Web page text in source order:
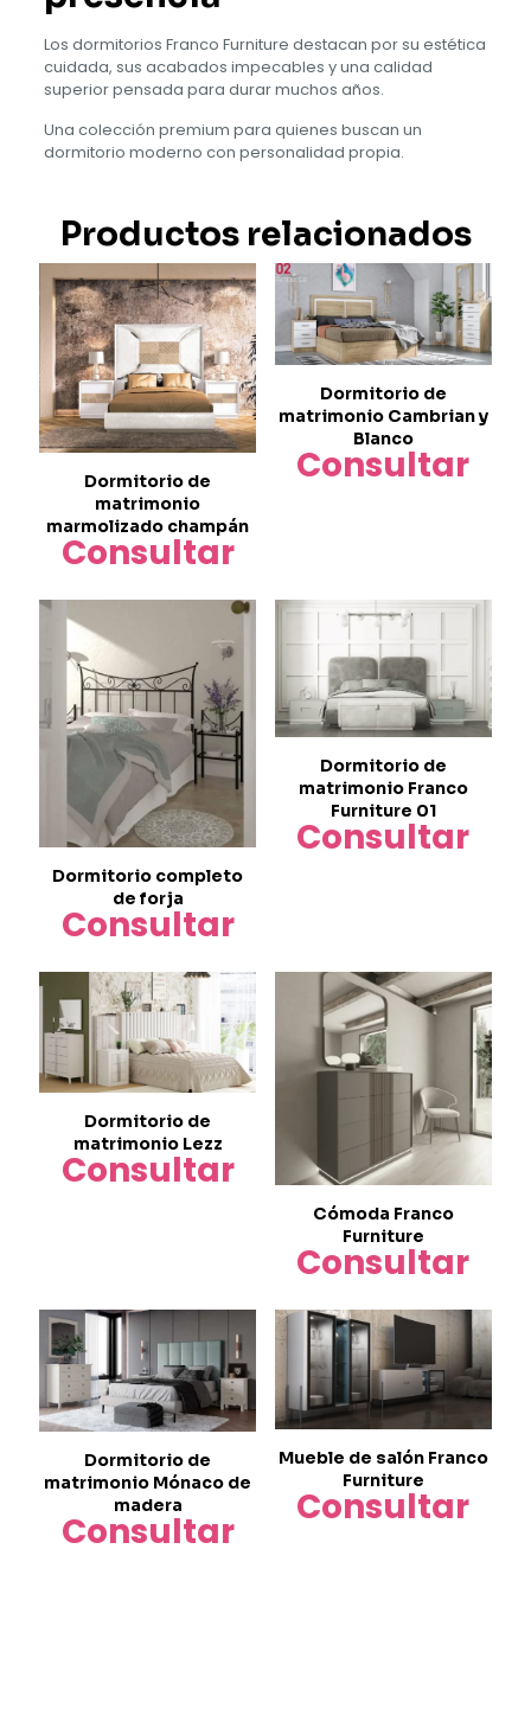
Los dormitorios Franco Furniture destacan por su estética
cuidada, sus acabados impecables y una calidad
superior pensada para durar muchos años.
Una colección premium para quienes buscan un
dormitorio moderno con personalidad propia.
Productos relacionados
Dormitorio de
matrimonio
marmolizado champán
Consultar
Dormitorio de
matrimonio Cambrian y
Blanco
Consultar
Dormitorio completo
de forja
Consultar
Dormitorio de
matrimonio Franco
Furniture 01
Consultar
Dormitorio de
matrimonio Lezz
Consultar
Cómoda Franco
Furniture
Consultar
Dormitorio de
matrimonio Mónaco de
madera
Consultar
Mueble de salón Franco
Furniture
Consultar